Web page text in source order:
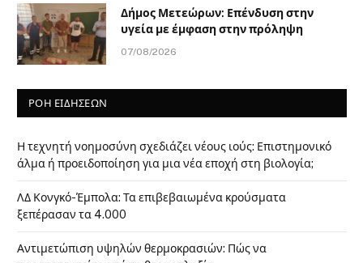
Δήμος Μετεώρων: Επένδυση στην
υγεία με έμφαση στην πρόληψη
07/08/2026
ΡΟΗ ΕΙΔΗΣΕΩΝ
Η τεχνητή νοημοσύνη σχεδιάζει νέους ιούς: Επιστημονικό
άλμα ή προειδοποίηση για μια νέα εποχή στη βιολογία;
ΛΔ Κονγκό-Έμπολα: Τα επιβεβαιωμένα κρούσματα
ξεπέρασαν τα 4.000
Αντιμετώπιση υψηλών θερμοκρασιών: Πώς να